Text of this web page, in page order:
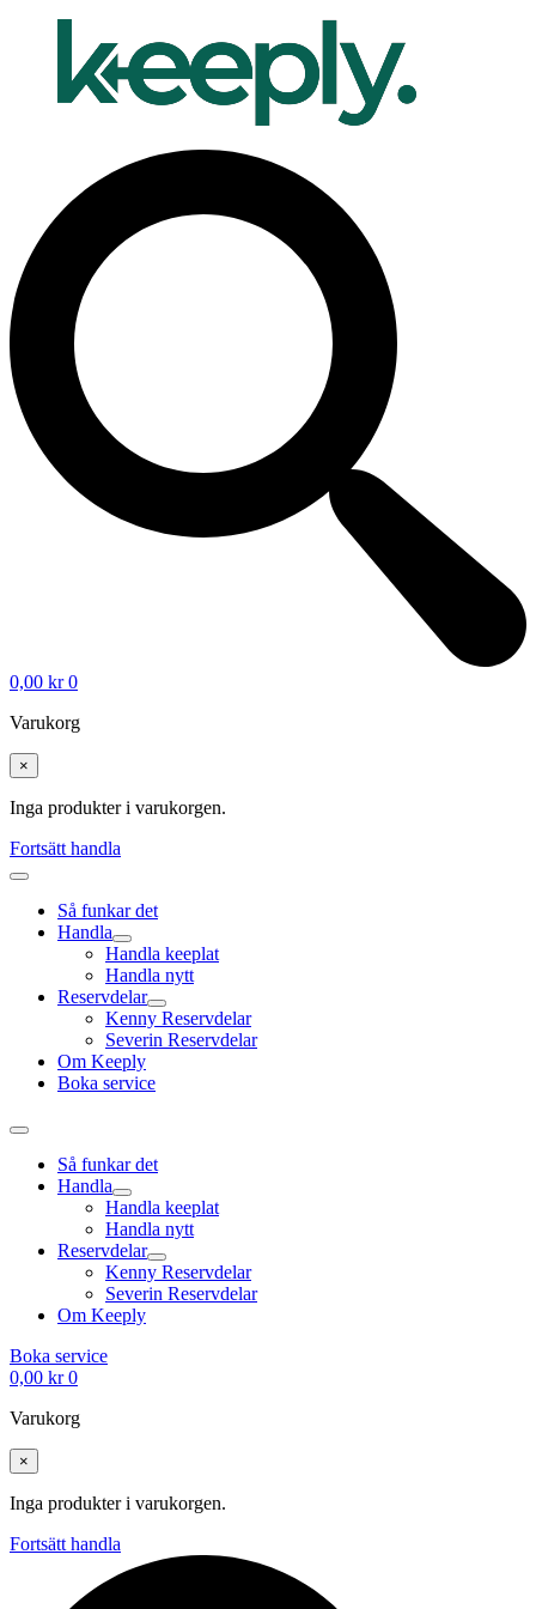
0,00 kr 0
Varukorg
×
Inga produkter i varukorgen.
Fortsätt handla
Så funkar det
Handla
Handla keeplat
Handla nytt
Reservdelar
Kenny Reservdelar
Severin Reservdelar
Om Keeply
Boka service
Så funkar det
Handla
Handla keeplat
Handla nytt
Reservdelar
Kenny Reservdelar
Severin Reservdelar
Om Keeply
Boka service
0,00 kr 0
Varukorg
×
Inga produkter i varukorgen.
Fortsätt handla